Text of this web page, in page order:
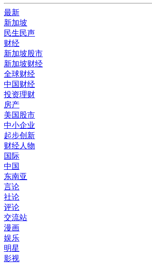
最新
新加坡
民生民声
财经
新加坡股市
新加坡财经
全球财经
中国财经
投资理财
房产
美国股市
中小企业
起步创新
财经人物
国际
中国
东南亚
言论
社论
评论
交流站
漫画
娱乐
明星
影视